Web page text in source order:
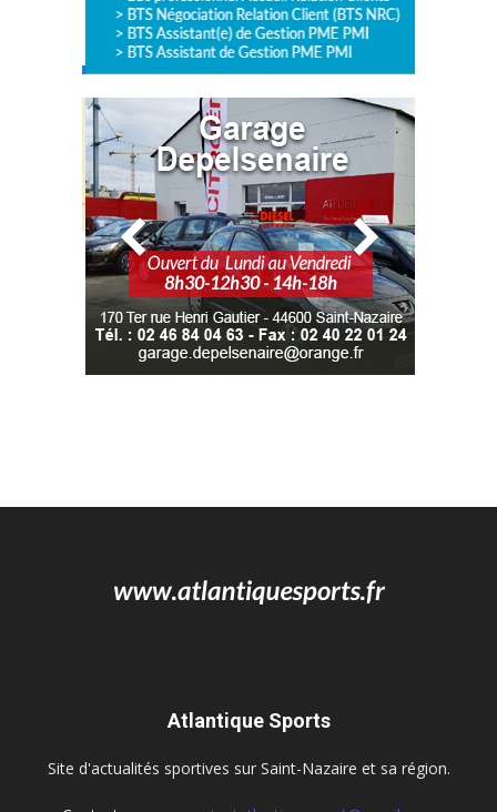
Atlantique Sports
Site d'actualités sportives sur Saint-Nazaire et sa région.